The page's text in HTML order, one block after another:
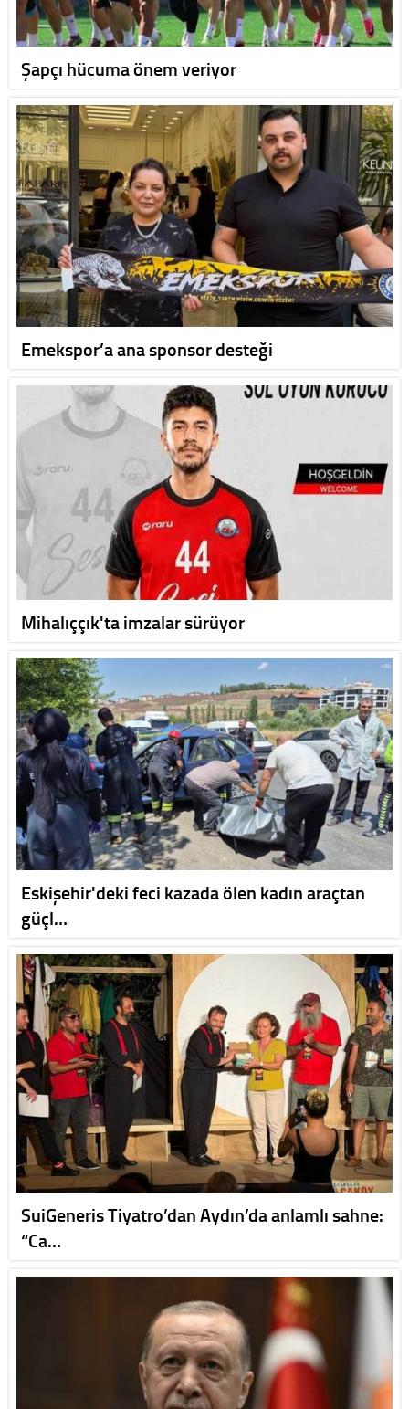
Şapçı hücuma önem veriyor
Emekspor’a ana sponsor desteği
Mihalıççık'ta imzalar sürüyor
Eskişehir'deki feci kazada ölen kadın araçtan
güçl…
SuiGeneris Tiyatro’dan Aydın’da anlamlı sahne:
“Ca…